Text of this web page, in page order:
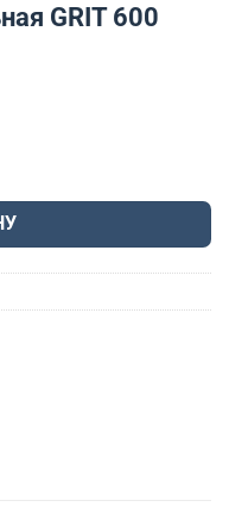
GRIT 600
GRIT 600 AISI 201